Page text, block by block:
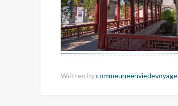
Written bycommeuneenviedevoyage